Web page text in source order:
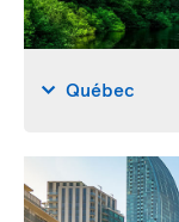
Québec